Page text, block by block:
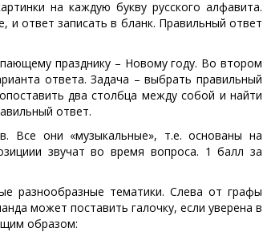
на каждую букву русского алфавита.
и ответ записать в бланк. Правильный ответ
празднику – Новому году. Во втором
ответа. Задача – выбрать правильный
два столбца между собой и найти
ответ.
Все они «музыкальные», т.е. основаны на
звучат во время вопроса. 1 балл за
разнообразные тематики. Слева от графы
может поставить галочку, если уверена в
образом: